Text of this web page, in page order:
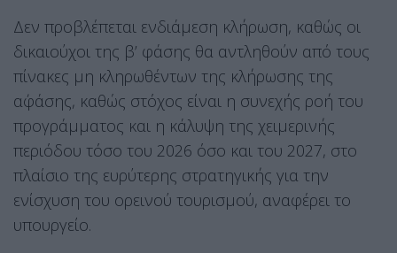
Δεν προβλέπεται ενδιάμεση κλήρωση, καθώς οι
δικαιούχοι της β’ φάσης θα αντληθούν από τους
πίνακες μη κληρωθέντων της κλήρωσης της
α΄φάσης, καθώς στόχος είναι η συνεχής ροή του
προγράμματος και η κάλυψη της χειμερινής
περιόδου τόσο του 2026 όσο και του 2027, στο
πλαίσιο της ευρύτερης στρατηγικής για την
ενίσχυση του ορεινού τουρισμού, αναφέρει το
υπουργείο.